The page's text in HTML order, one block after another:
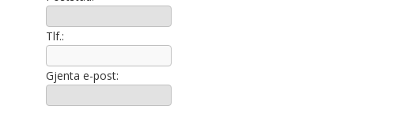
Tlf.:
Gjenta e-post: